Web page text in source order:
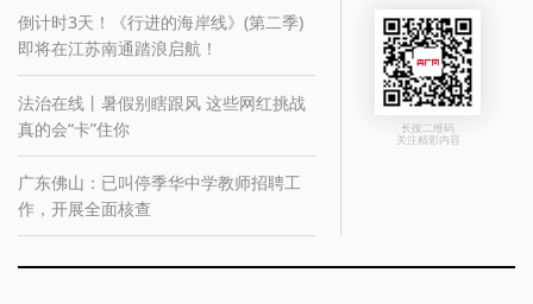
倒计时3天！《行进的海岸线》(第二季)
即将在江苏南通踏浪启航！
法治在线丨暑假别瞎跟风 这些网红挑战
真的会“卡”住你
广东佛山：已叫停季华中学教师招聘工
作，开展全面核查
长按二维码
关注精彩内容